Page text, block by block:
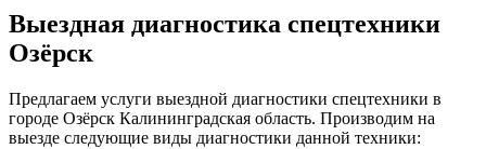
Выездная диагностика спецтехники
Озёрск
Предлагаем услуги выездной диагностики спецтехники в
городе Озёрск Калининградская область. Производим на
выезде следующие виды диагностики данной техники: